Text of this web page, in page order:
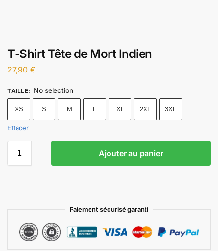
T-Shirt Tête de Mort Indien
27,90 €
TAILLE: No selection
XS S M L XL 2XL 3XL
Effacer
Ajouter au panier
Paiement sécurisé garanti